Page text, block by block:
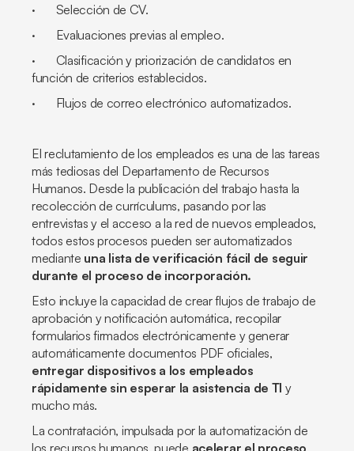
· Selección de CV.
· Evaluaciones previas al empleo.
· Clasificación y priorización de candidatos en
función de criterios establecidos.
· Flujos de correo electrónico automatizados.
El reclutamiento de los empleados es una de las tareas
más tediosas del Departamento de Recursos
Humanos. Desde la publicación del trabajo hasta la
recolección de currículums, pasando por las
entrevistas y el acceso a la red de nuevos empleados,
todos estos procesos pueden ser automatizados
mediante una lista de verificación fácil de seguir
durante el proceso de incorporación.
Esto incluye la capacidad de crear flujos de trabajo de
aprobación y notificación automática, recopilar
formularios firmados electrónicamente y generar
automáticamente documentos PDF oficiales,
entregar dispositivos a los empleados
rápidamente sin esperar la asistencia de TI y
mucho más.
La contratación, impulsada por la automatización de
los recursos humanos, puede acelerar el proceso